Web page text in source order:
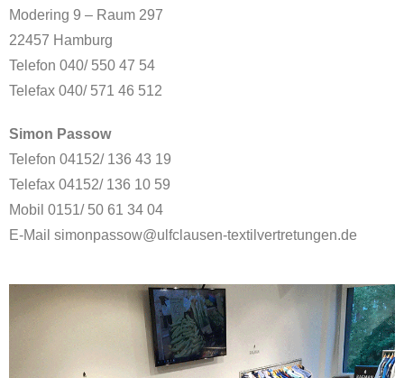
Modering 9 – Raum 297
22457 Hamburg
Telefon 040/ 550 47 54
Telefax 040/ 571 46 512
Simon Passow
Telefon 04152/ 136 43 19
Telefax 04152/ 136 10 59
Mobil 0151/ 50 61 34 04
E-Mail simonpassow@ulfclausen-textilvertretungen.de